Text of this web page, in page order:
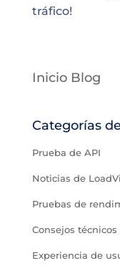
tráfico!
Inicio Blog
Categorías
Prueba de API
Noticias de
Pruebas de
Consejos técnicos
Experiencia de